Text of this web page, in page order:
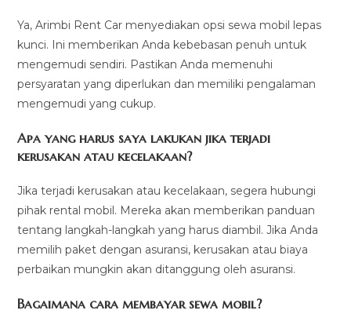
Ya, Arimbi Rent Car menyediakan opsi sewa mobil lepas
kunci. Ini memberikan Anda kebebasan penuh untuk
mengemudi sendiri. Pastikan Anda memenuhi
persyaratan yang diperlukan dan memiliki pengalaman
mengemudi yang cukup.
Apa yang harus saya lakukan jika terjadi
kerusakan atau kecelakaan?
Jika terjadi kerusakan atau kecelakaan, segera hubungi
pihak rental mobil. Mereka akan memberikan panduan
tentang langkah-langkah yang harus diambil. Jika Anda
memilih paket dengan asuransi, kerusakan atau biaya
perbaikan mungkin akan ditanggung oleh asuransi.
Bagaimana cara membayar sewa mobil?